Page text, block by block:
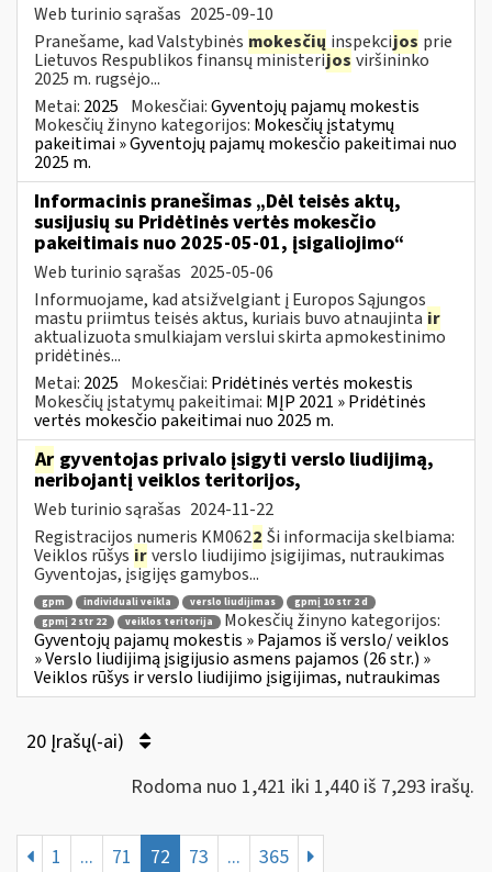
Web turinio sąrašas 2025-09-10
Pranešame, kad Valstybinės mokesčių inspekcijos prie
Lietuvos Respublikos finansų ministerijos viršininko
2025 m. rugsėjo...
Metai: 2025 Mokesčiai:Gyventojų pajamų mokestis
Mokesčių žinyno kategorijos: Mokesčių įstatymų
pakeitimai » Gyventojų pajamų mokesčio pakeitimai nuo
2025 m.
Informacinis pranešimas „Dėl teisės aktų,
susijusių su Pridėtinės vertės mokesčio
pakeitimais nuo 2025-05-01, įsigaliojimo“
Web turinio sąrašas 2025-05-06
Informuojame, kad atsižvelgiant į Europos Sąjungos
mastu priimtus teisės aktus, kuriais buvo atnaujinta ir
aktualizuota smulkiajam verslui skirta apmokestinimo
pridėtinės...
Metai: 2025 Mokesčiai: Pridėtinės vertės mokestis
Mokesčių įstatymų pakeitimai: MĮP 2021 » Pridėtinės
vertės mokesčio pakeitimai nuo 2025 m.
Ar gyventojas privalo įsigyti verslo liudijimą,
neribojantį veiklos teritorijos,
Web turinio sąrašas 2024-11-22
Registracijos numeris KM0622 Ši informacija skelbiama:
Veiklos rūšys irverslo liudijimo įsigijimas, nutraukimas
Gyventojas, įsigijęs gamybos...
gpm individuali veikla verslo liudijimas
gpmį 10 str 2 d
gpmį 2 str 22
veiklos teritorija
Mokesčių žinyno kategorijos:
Gyventojų pajamų mokestis » Pajamos iš verslo/ veiklos
» Verslo liudijimą įsigijusio asmens pajamos (26 str.) »
Veiklos rūšys ir verslo liudijimo įsigijimas, nutraukimas
20 Įrašų(-ai)
Rodoma nuo 1,421 iki 1,440 iš 7,293 irašų.
1 ... 71 72 73 ... 365